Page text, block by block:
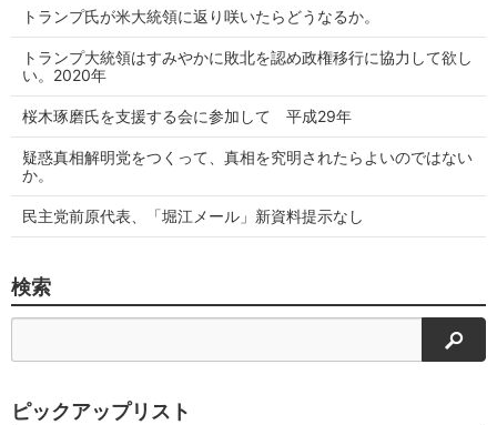
トランプ氏が米大統領に返り咲いたらどうなるか。
トランプ大統領はすみやかに敗北を認め政権移行に協力して欲し
い。2020年
桜木琢磨氏を支援する会に参加して 平成29年
疑惑真相解明党をつくって、真相を究明されたらよいのではない
か。
民主党前原代表、「堀江メール」新資料提示なし
検索
検索
ピックアップリスト